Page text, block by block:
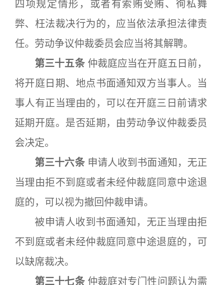
四项规定情形，或者有索贿受贿、徇私舞
弊、枉法裁决行为的，应当依法承担法律责
任。劳动争议仲裁委员会应当将其解聘。
第三十五条仲裁庭应当在开庭五日前，
将开庭日期、地点书面通知双方当事人。当
事人有正当理由的，可以在开庭三日前请求
延期开庭。是否延期，由劳动争议仲裁委员
会决定。
第三十六条申请人收到书面通知，无正
当理由拒不到庭或者未经仲裁庭同意中途退
庭的，可以视为撤回仲裁申请。
被申请人收到书面通知，无正当理由拒
不到庭或者未经仲裁庭同意中途退庭的，可
以缺席裁决。
第三十七条仲裁庭对专门性问题认为需